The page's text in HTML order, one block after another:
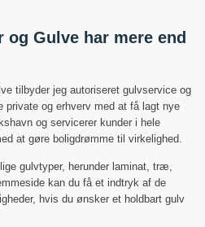
Gulve har mere end
tilbyder jeg autoriseret gulvservice og
private og erhverv med at få lagt nye
og servicerer kunder i hele
at gøre boligdrømme til virkelighed.
gulvtyper, herunder laminat, træ,
kan du få et indtryk af de
hvis du ønsker et holdbart gulv